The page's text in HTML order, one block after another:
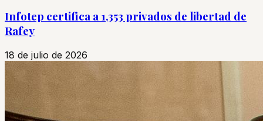
Infotep certifica a 1,353 privados de libertad de
Rafey
18 de julio de 2026